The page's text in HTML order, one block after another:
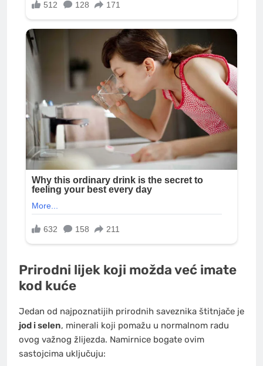
Prirodni lijek koji možda već imate
kod kuće
Jedan od najpoznatijih prirodnih saveznika štitnjače je
jod i selen, minerali koji pomažu u normalnom radu
ovog važnog žlijezda. Namirnice bogate ovim
sastojcima uključuju: